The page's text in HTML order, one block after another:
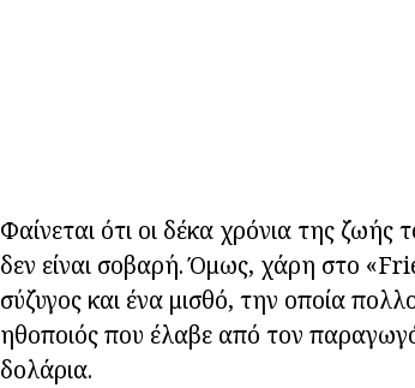
Φαίνεται ότι οι δέκα χρόνια της
δεν είναι σοβαρή. Όμως, χάρη στο
σύζυγος και ένα μισθό, την οποία
ηθοποιός που έλαβε από τον
δολάρια.